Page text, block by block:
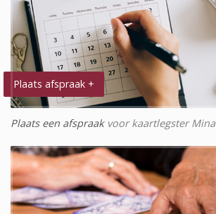
Plaats afspraak +
Plaats een afspraakvoor kaartlegster Mina